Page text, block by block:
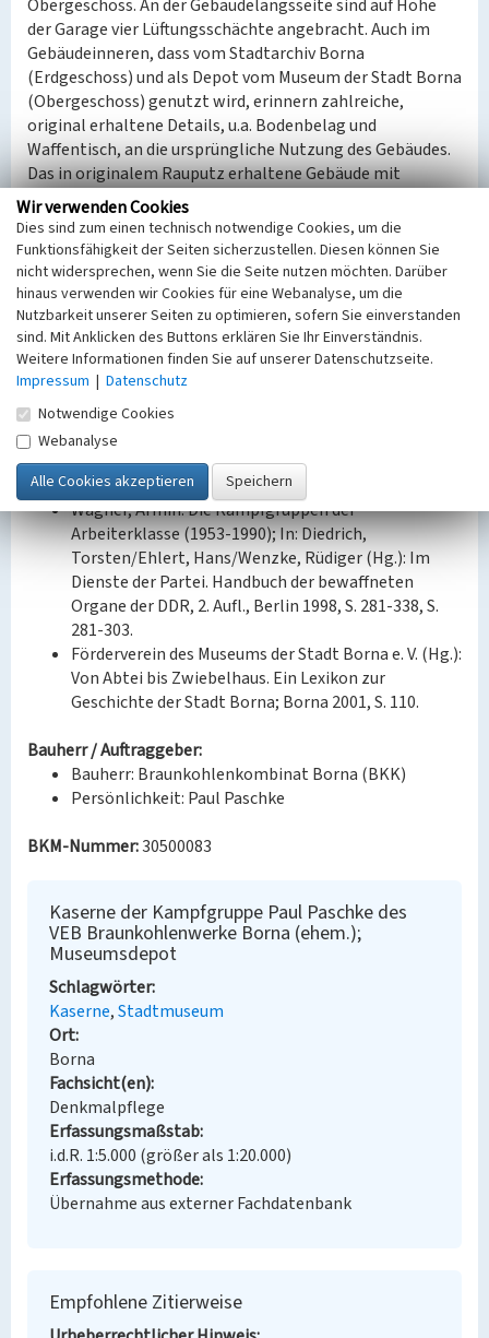
Obergeschoss. An der Gebäudelängsseite sind auf Höhe
der Garage vier Lüftungsschächte angebracht. Auch im
Gebäudeinneren, dass vom Stadtarchiv Borna
(Erdgeschoss) und als Depot vom Museum der Stadt Borna
(Obergeschoss) genutzt wird, erinnern zahlreiche,
original erhaltene Details, u.a. Bodenbelag und
Waffentisch, an die ursprüngliche Nutzung des Gebäudes.
Das in originalem Rauputz erhaltene Gebäude mit
zahlreichen, ebenso authentisch erhaltenen Details der
Inneneinrichtung, ist nicht nur von
wirtschaftsgeschichtlichem, sondern auch von militär-
und politikgeschichtlichem Wert. Darüber hinaus ist es als
Gebäudetyp und in seinem Zustand von Seltenheitswert.
(Isabell Schmock-Wieczorek, Landesamt für
Denkmalpflege Sachsen, 2022)
Datierung:
Erbauung 1973–74
Quellen/Literaturangaben:
Wagner, Armin: Die Kampfgruppen der
Arbeiterklasse (1953-1990); In: Diedrich,
Torsten/Ehlert, Hans/Wenzke, Rüdiger (Hg.): Im
Dienste der Partei. Handbuch der bewaffneten
Organe der DDR, 2. Aufl., Berlin 1998, S. 281-338, S.
281-303.
Förderverein des Museums der Stadt Borna e. V. (Hg.):
Von Abtei bis Zwiebelhaus. Ein Lexikon zur
Geschichte der Stadt Borna; Borna 2001, S. 110.
Bauherr / Auftraggeber:
Bauherr: Braunkohlenkombinat Borna (BKK)
Persönlichkeit: Paul Paschke
BKM-Nummer:30500083
Kaserne der Kampfgruppe Paul Paschke des
VEB Braunkohlenwerke Borna (ehem.);
Museumsdepot
Schlagwörter
Kaserne Stadtmuseum
Ort
Borna
Fachsicht(en)
Denkmalpflege
Erfassungsmaßstab
i.d.R. 1:5.000 (größer als 1:20.000)
Erfassungsmethode
Übernahme aus externer Fachdatenbank
Empfohlene Zitierweise
Wir verwenden Cookies
Dies sind zum einen technisch notwendige Cookies, um die
Funktionsfähigkeit der Seiten sicherzustellen. Diesen können Sie
nicht widersprechen, wenn Sie die Seite nutzen möchten. Darüber
hinaus verwenden wir Cookies für eine Webanalyse, um die
Nutzbarkeit unserer Seiten zu optimieren, sofern Sie einverstanden
sind. Mit Anklicken des Buttons erklären Sie Ihr Einverständnis.
Weitere Informationen finden Sie auf unserer Datenschutzseite.
Impressum | Datenschutz
Notwendige Cookies
Webanalyse